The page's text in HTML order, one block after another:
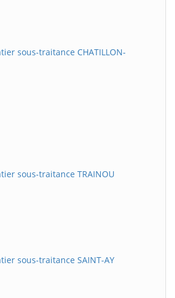
sous-traitance CHATILLON-
sous-traitance TRAINOU
sous-traitance SAINT-AY